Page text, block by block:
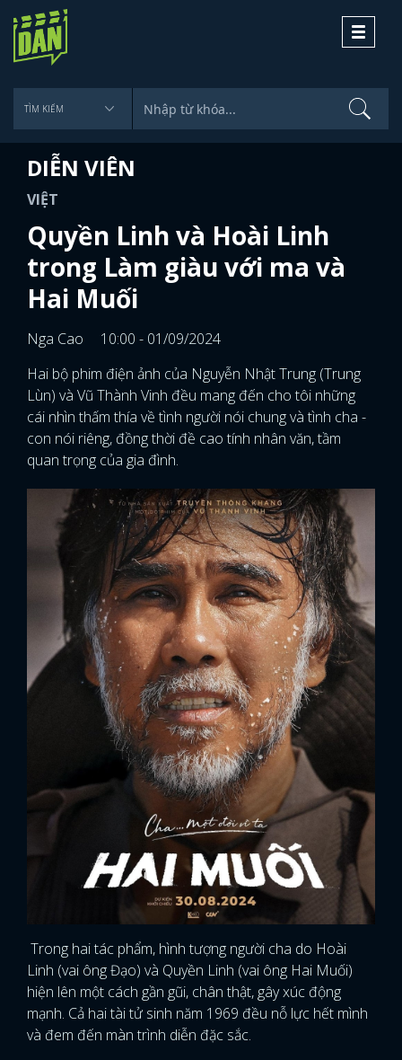
Toggle
DIỄN VIÊN
VIỆT
Quyền Linh và Hoài Linh
trong Làm giàu với ma và
Hai Muối
Nga Cao
10:00 - 01/09/2024
Hai bộ phim điện ảnh của Nguyễn Nhật Trung (Trung
Lùn) và Vũ Thành Vinh đều mang đến cho tôi những
cái nhìn thấm thía về tình người nói chung và tình cha -
con nói riêng, đồng thời đề cao tính nhân văn, tầm
quan trọng của gia đình.
Trong hai tác phẩm, hình tượng người cha do Hoài
Linh (vai ông Đạo) và Quyền Linh (vai ông Hai Muối)
hiện lên một cách gần gũi, chân thật, gây xúc động
mạnh. Cả hai tài tử sinh năm 1969 đều nỗ lực hết mình
và đem đến màn trình diễn đặc sắc.